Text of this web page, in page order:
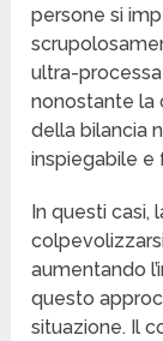
persone si
ultra-
nonostante la
della bilancia
inspiegabile
In questi
aumentando
questo
situazione. Il